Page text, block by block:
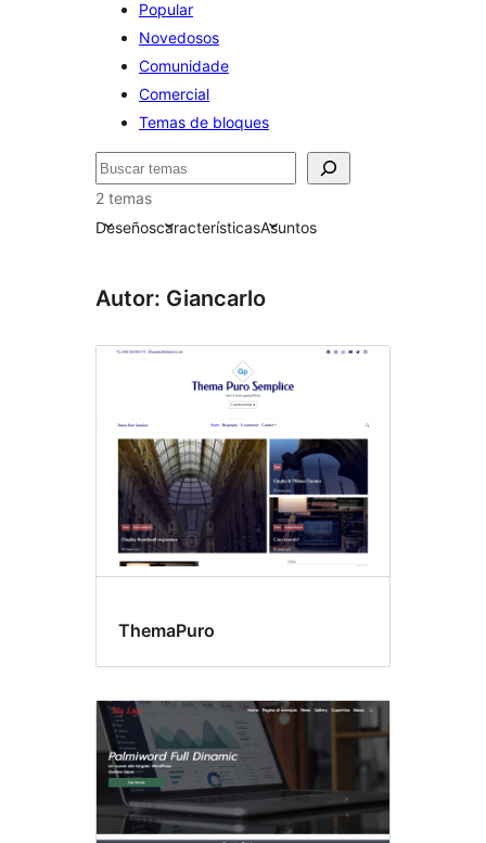
Popular
Novedosos
Comunidade
Comercial
Temas de bloques
Buscar
2 temas
DeseñoscaracterísticasAsuntos
Autor: Giancarlo
ThemaPuro